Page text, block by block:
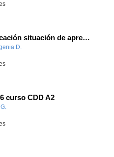
Tarea 6-explicación situación de aprendizaje
D.
curso CDD A2